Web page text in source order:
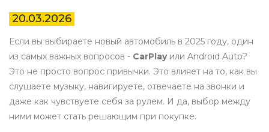
20.03.2026
Если вы выбираете новый автомобиль в 2025 году, один
из самых важных вопросов - CarPlayили Android Auto?
Это не просто вопрос привычки. Это влияет на то, как вы
слушаете музыку, навигируете, отвечаете на звонки и
даже как чувствуете себя за рулем. И да, выбор между
ними может стать решающим при покупке.